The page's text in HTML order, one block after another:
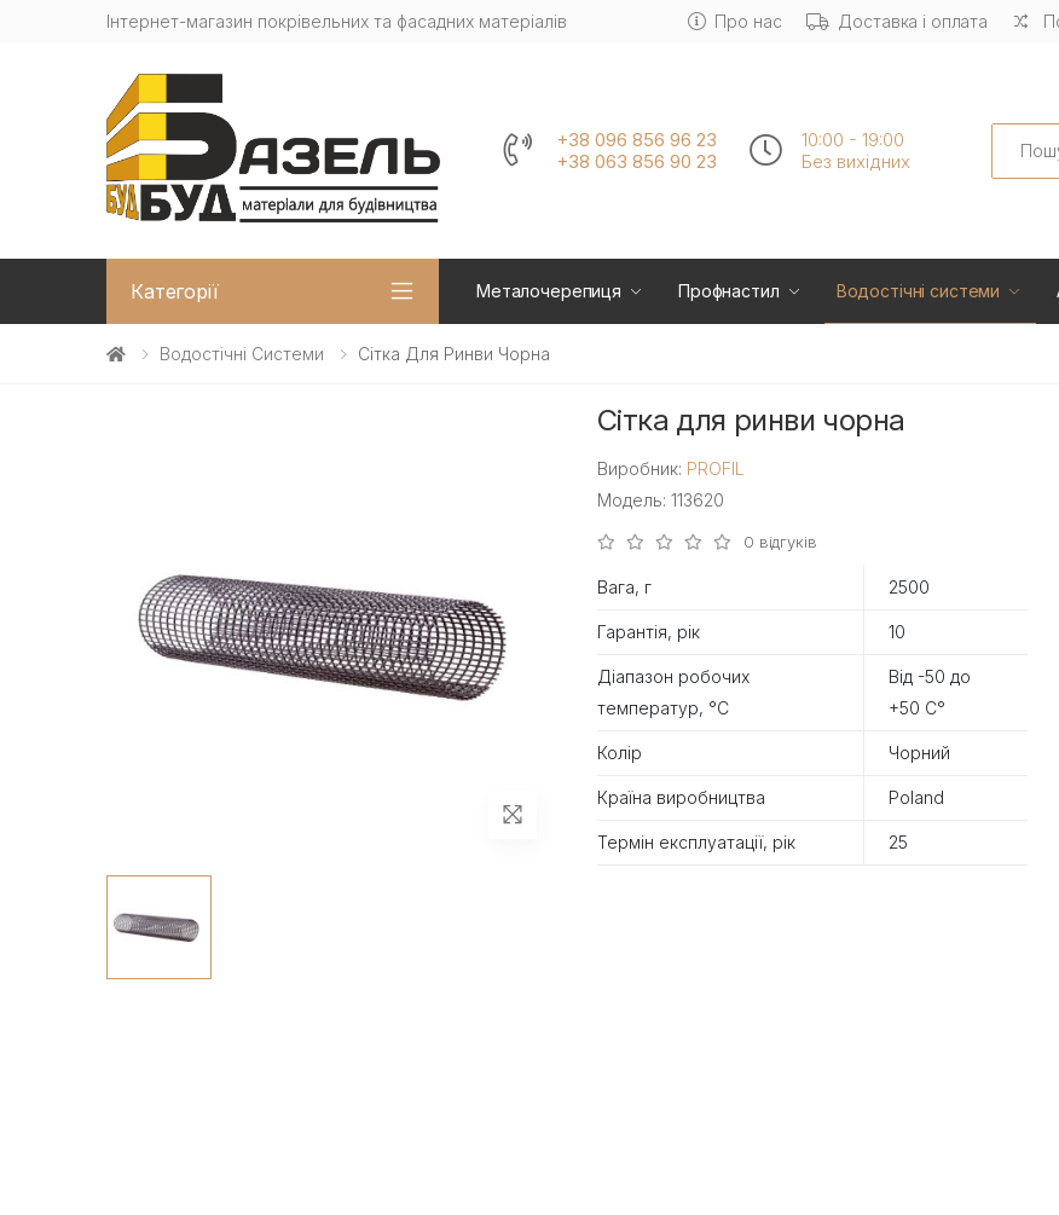
Інтернет-магазин покрівельних та фасадних матеріалів Про нас Доставка і оплата
+38 096 856 96 23
+38 063 856 90 23
10:00 - 19:00
Без вихiдних
Search
Категорії Металочерепиця Профнастил Водостічні системи
Водостічні Системи Сітка Для Ринви Чорна
Сітка для ринви чорна
Виробник: PROFIL
Модель: 113620
0 відгуків
Вага, г 2500
Гарантія, рік 10
Діапазон робочих
температур, °С
Від -50 до
+50 С°
Колір Чорний
Країна виробництва Poland
Термін експлуатації, рік 25